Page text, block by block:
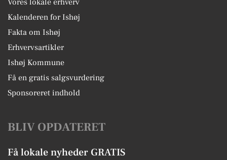
Vores lokale erhverv
Kalenderen for Ishøj
Fakta om Ishøj
Erhvervsartikler
Ishøj Kommune
Få en gratis salgsvurdering
Sponsoreret indhold
BLIV OPDATERET
Få lokale nyheder GRATIS